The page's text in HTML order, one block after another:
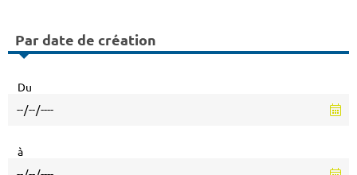
Par date de création
Du
à